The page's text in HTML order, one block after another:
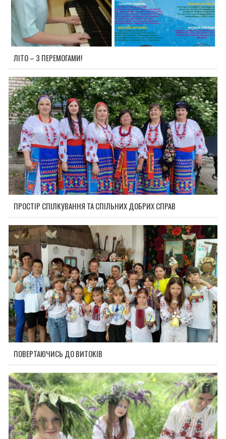
ЛІТО – З ПЕРЕМОГАМИ!
ПРОСТІР СПІЛКУВАННЯ ТА СПІЛЬНИХ ДОБРИХ СПРАВ
ПОВЕРТАЮЧИСЬ ДО ВИТОКІВ